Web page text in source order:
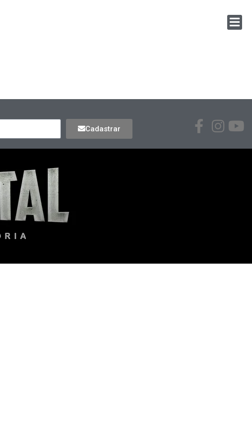
Cadastrar